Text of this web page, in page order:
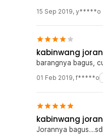
15 Sep 2019, y*****o
kabinwang joran
barangnya bagus,
01 Feb 2019, f*****o
kabinwang
Jorannya